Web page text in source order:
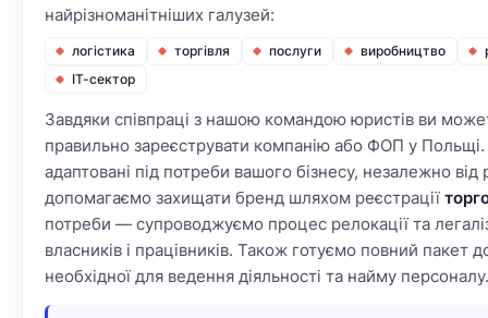
найрізноманітніших галузей:
логістика торгівля послуги виробництво
ІТ-сектор
Завдяки співпраці з нашою командою юристів ви
правильно зареєструвати компанію або ФОП у
адаптовані під потреби вашого бізнесу, незалежно від
допомагаємо захищати бренд шляхом реєстрації
потреби — супроводжуємо процес релокації та
власників і працівників. Також готуємо повний пакет
необхідної для ведення діяльності та найму персоналу.